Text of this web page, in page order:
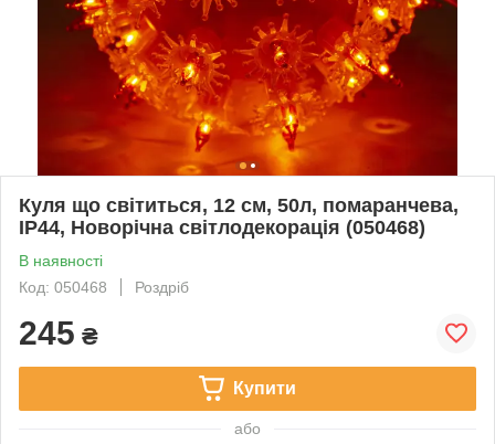
Куля що світиться, 12 см, 50л, помаранчева,
IP44, Новорічна світлодекорація (050468)
В наявності
Код: 050468
Роздріб
245 ₴
Купити
або